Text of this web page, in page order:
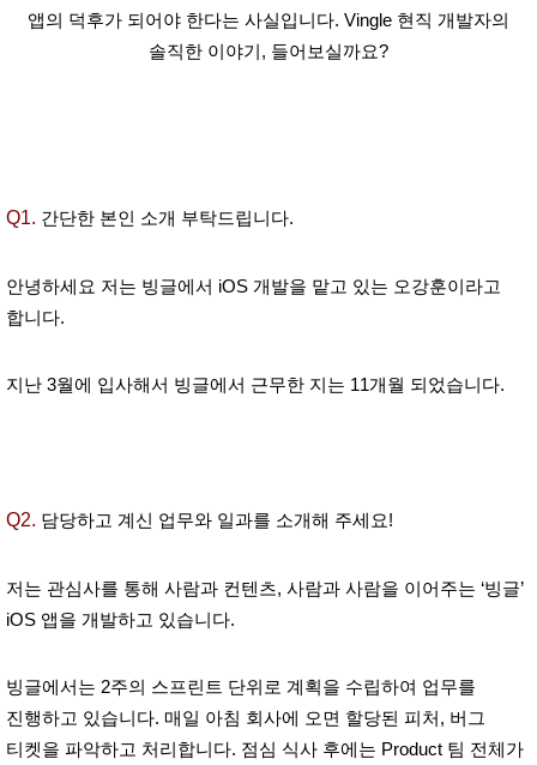
앱의 덕후가 되어야 한다는 사실입니다. Vingle 현직 개발자의
솔직한 이야기, 들어보실까요?
Q1. 간단한 본인 소개 부탁드립니다.
안녕하세요 저는 빙글에서 iOS 개발을 맡고 있는 오강훈이라고
합니다.
지난 3월에 입사해서 빙글에서 근무한 지는 11개월 되었습니다.
Q2. 담당하고 계신 업무와 일과를 소개해 주세요!
저는 관심사를 통해 사람과 컨텐츠, 사람과 사람을 이어주는 ‘빙글’
iOS 앱을 개발하고 있습니다.
빙글에서는 2주의 스프린트 단위로 계획을 수립하여 업무를
진행하고 있습니다. 매일 아침 회사에 오면 할당된 피처, 버그
티켓을 파악하고 처리합니다. 점심 식사 후에는 Product 팀 전체가